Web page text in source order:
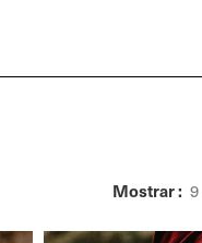
Mostrar 9